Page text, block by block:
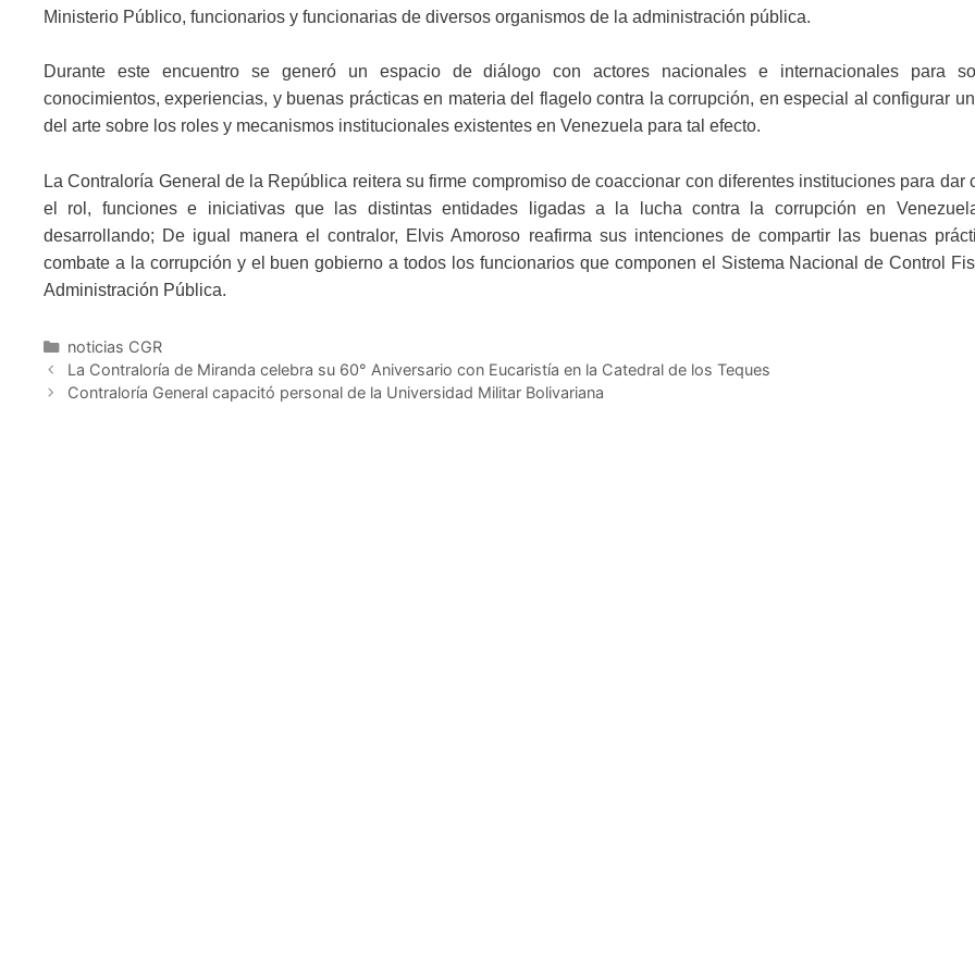
Ministerio Público, funcionarios y funcionarias de diversos organismos de la administración pública.
Durante este encuentro se generó un espacio de diálogo con actores nacionales e internacionales para
conocimientos, experiencias, y buenas prácticas en materia del flagelo contra la corrupción, en especial al configurar
del arte sobre los roles y mecanismos institucionales existentes en Venezuela para tal efecto.
La Contraloría General de la República reitera su firme compromiso de coaccionar con diferentes instituciones para dar
el rol, funciones e iniciativas que las distintas entidades ligadas a la lucha contra la corrupción en
desarrollando; De igual manera el contralor, Elvis Amoroso reafirma sus intenciones de compartir las buenas
combate a la corrupción y el buen gobierno a todos los funcionarios que componen el Sistema Nacional de Control
Administración Pública.
noticias CGR
La Contraloría de Miranda celebra su 60° Aniversario con Eucaristía en la Catedral de los Teques
Contraloría General capacitó personal de la Universidad Militar Bolivariana